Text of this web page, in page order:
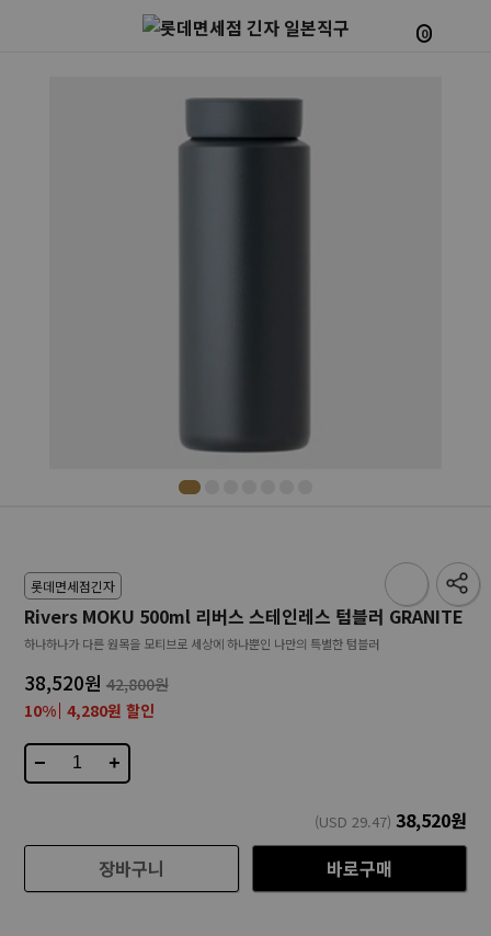
0
롯데면세점긴자
Rivers MOKU 500ml 리버스 스테인레스 텀블러 GRANITE
하나하나가 다른 원목을 모티브로 세상에 하나뿐인 나만의 특별한 텀블러
38,520원 42,800원
10% 4,280원 할인
− +
(USD29.47) 38,520원
장바구니
바로구매